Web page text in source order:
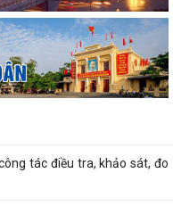
chuẩn bị Kỳ họp thứ 5 (Kỳ
định kết nạp đoàn viên,
tác điều tra, khảo sát, đo